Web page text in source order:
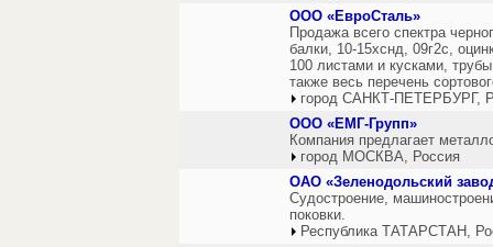
ООО «ЕвроСталь»
Продажа всего спектра
балки, 10-15хснд, 09г2с,
100 листами и кусками,
также весь перечень
город САНКТ-ПЕТЕРБУРГ,
ООО «ЕМГ-Групп»
Компания предлагает
город МОСКВА, Россия
ОАО «Зеленодольский
Судостроение,
поковки.
Республика ТАТАРСТАН,